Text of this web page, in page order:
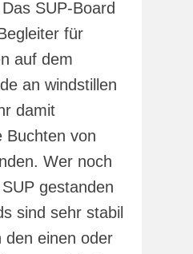
SUP-Board
für
auf dem
an windstillen
damit
Buchten von
Wer noch
gestanden
sind sehr stabil
den einen oder